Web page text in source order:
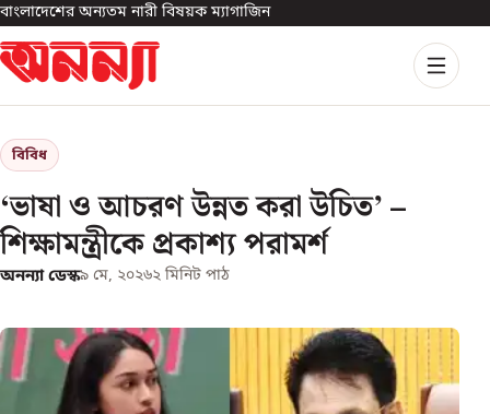
বাংলাদেশের অন্যতম নারী বিষয়ক ম্যাগাজিন
বিবিধ
‘ভাষা ও আচরণ উন্নত করা উচিত’ –
শিক্ষামন্ত্রীকে প্রকাশ্য পরামর্শ
অনন্যা ডেস্ক৯ মে, ২০২৬২ মিনিট পাঠ